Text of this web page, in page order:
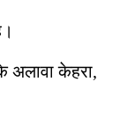
अलावा केहरा,